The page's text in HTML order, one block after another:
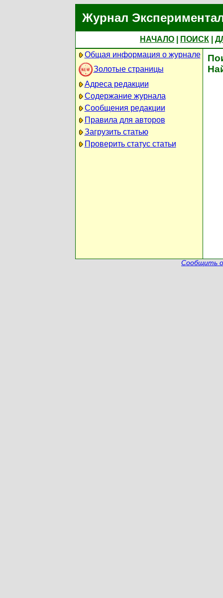
Журнал
НАЧАЛО ПОИСК
Общая информация о журнале
Золотые страницы
Адреса редакции
Содержание журнала
Сообщения редакции
Правила для авторов
Загрузить статью
Проверить статус статьи
Сообщить о